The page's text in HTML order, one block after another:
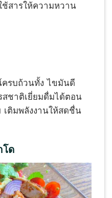
ช้สารให้ความหวาน
ครบถ้วนทั้ง ไขมันดี
ชาติเยี่ยมดื่มได้ตอน
เติมพลังงานให้สดชื่น
โด